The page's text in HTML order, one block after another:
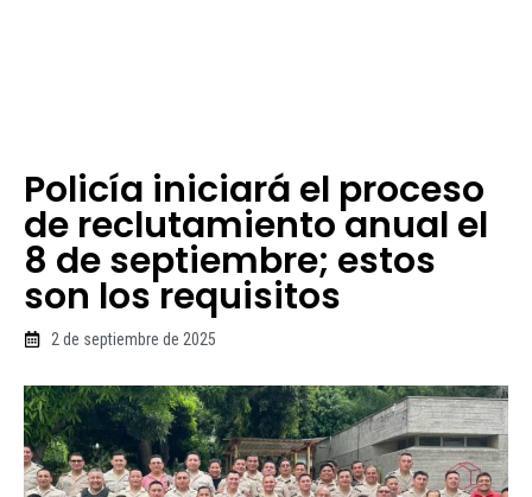
Policía iniciará el proceso
de reclutamiento anual el
8 de septiembre; estos
son los requisitos
2 de septiembre de 2025